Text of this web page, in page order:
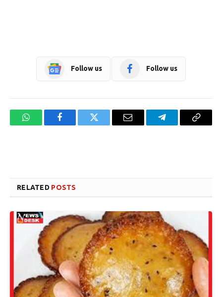
Follow us Follow us
WhatsAppFacebookTwitter Email TelegramCopy
RELATED POSTS